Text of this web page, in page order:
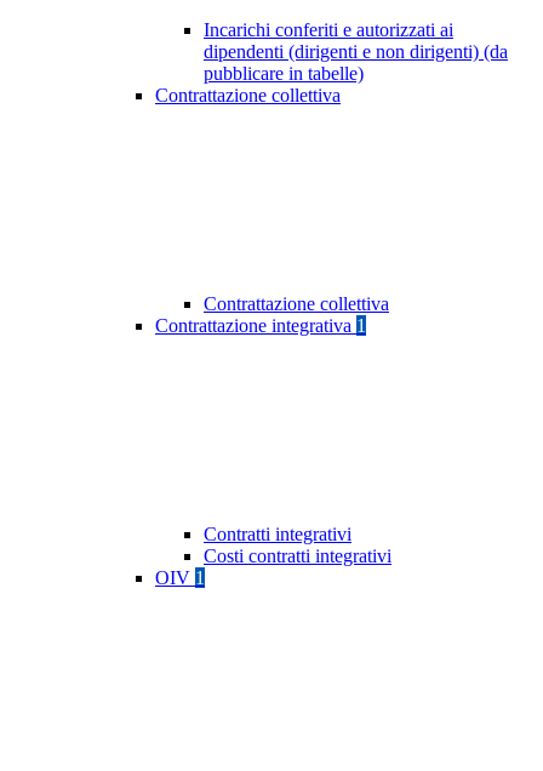
Incarichi conferiti e autorizzati ai
dipendenti (dirigenti e non dirigenti) (da
pubblicare in tabelle)
Contrattazione collettiva
Contrattazione collettiva
Contrattazione integrativa 1
Contratti integrativi
Costi contratti integrativi
OIV 1